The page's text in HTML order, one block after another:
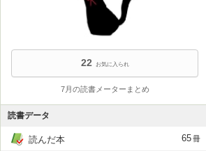
22 お気に入られ
7月の読書メーターまとめ
読書データ
読んだ本 65冊